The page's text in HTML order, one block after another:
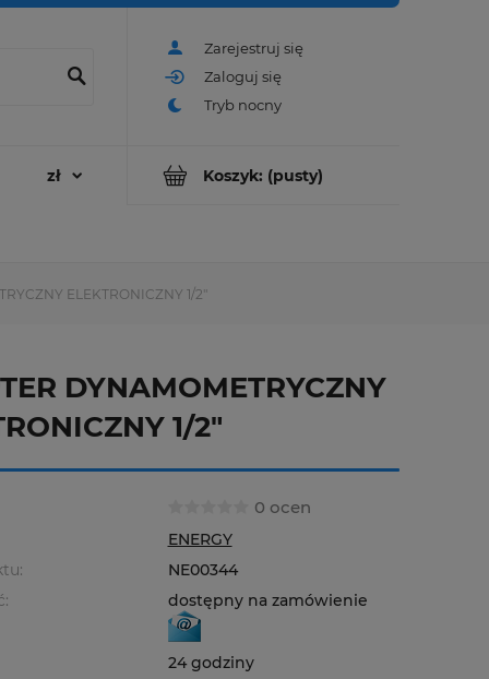
Zarejestruj się
Zaloguj się
Koszyk: (pusty)
ELEKTRONICZNY 1/2"
DYNAMOMETRYCZNY
1/2"
0 ocen
ENERGY
NE00344
dostępny na zamówienie
24 godziny